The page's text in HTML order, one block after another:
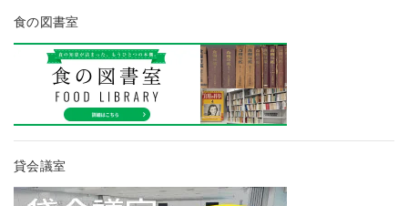
食の図書室
貸会議室